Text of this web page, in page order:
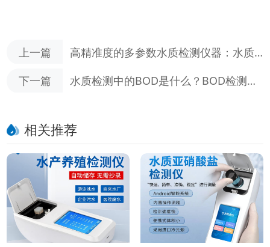
上一篇
高精准度的多参数水质检测仪器：水质
检测的首选工具
下一篇
水质检测中的BOD是什么？BOD检测仪
相关推荐